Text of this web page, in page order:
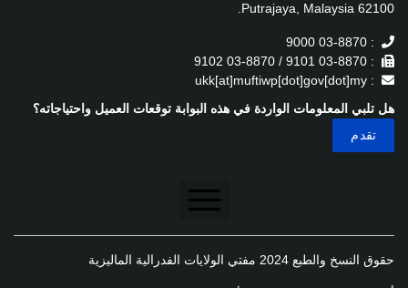
62100 Putrajaya, Malaysia.
: 03-8870 9000
: 03-8870 9101 / 03-8870 9102
: ukk[at]muftiwp[dot]gov[dot]my
هل تلبي المعلومات الواردة في هذه البوابة توقعات العميل واحتياجاته؟
تنصل
سياسة الخصوصية
حقوق النسخ والطبع 2024 مفتي الولايات الفدرالية الماليزية